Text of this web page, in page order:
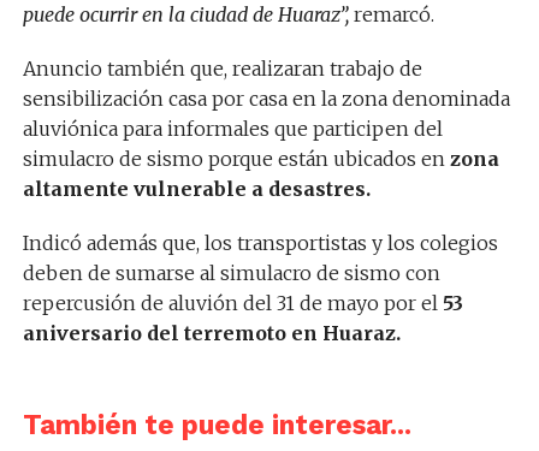
puede ocurrir en la ciudad de Huaraz”,remarcó.
Anuncio también que, realizaran trabajo de
sensibilización casa por casa en la zona denominada
aluviónica para informales que participen del
simulacro de sismo porque están ubicados en zona
altamente vulnerable a desastres.
Indicó además que, los transportistas y los colegios
deben de sumarse al simulacro de sismo con
repercusión de aluvión del 31 de mayo por el 53
aniversario del terremoto en Huaraz.
También te puede interesar...